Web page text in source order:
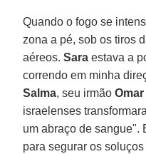
Quando o fogo se
zona a pé, sob os tiros
aéreos.Sara estava a
correndo em minha
Salma, seu irmãoOmar
israelenses
um abraço de sangue".
para segurar os